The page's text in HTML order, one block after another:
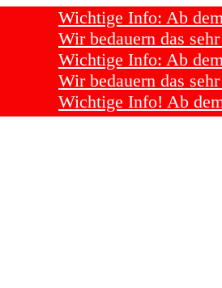
Wichtige Info: Ab dem 1.
Wir bedauern das sehr
Wichtige Info: Ab dem 1.
Wir bedauern das sehr
Wichtige Info! Ab dem 1.